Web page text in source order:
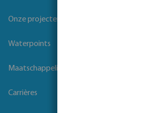
Onze projecten
Waterpoints
Maatschappelijk verantwoord ondernemen
Carrières